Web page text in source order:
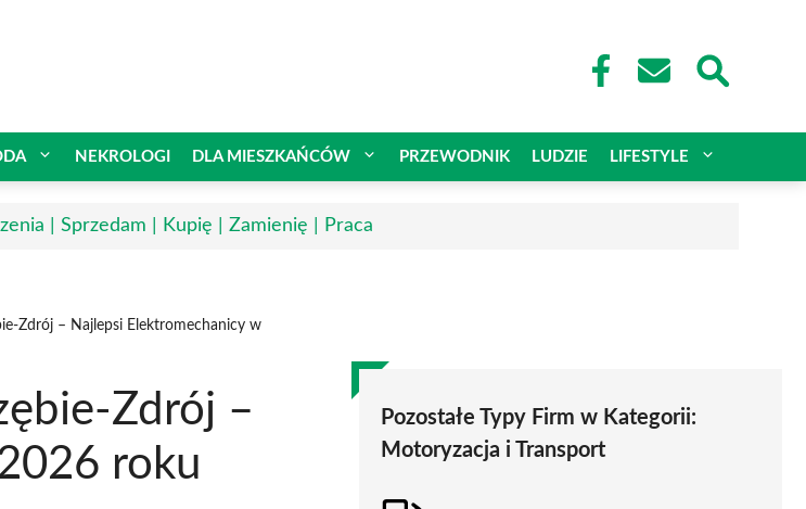
NEKROLOGI DLA MIESZKAŃCÓW PRZEWODNIK LUDZIE LIFESTYLE
| Sprzedam | Kupię | Zamienię | Praca
Zdrój – Najlepsi Elektromechanicy w
Zdrój –
roku
Pozostałe Typy Firm w Kategorii:
Motoryzacja i Transport